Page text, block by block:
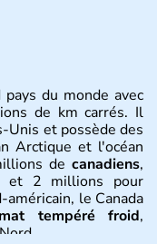
du monde avec
de km carrés. Il
Unis et possède des
Arctique et l'océan
de canadiens,
et 2 millions pour
le Canada
tempéré froid,